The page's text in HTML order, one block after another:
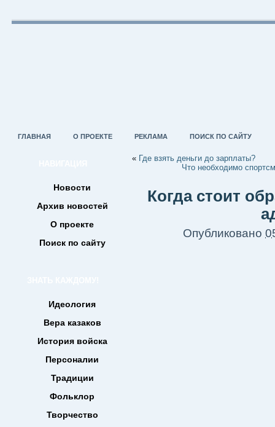
ГЛАВНАЯ О ПРОЕКТЕ РЕКЛАМА ПОИСК ПО САЙТУ
Новости
Архив новостей
О проекте
Поиск по сайту
Идеология
Вера казаков
История войска
Персоналии
Традиции
Фольклор
Творчество
« Где взять деньги до зарплаты?
Что необходимо
Когда стоит
Опубликовано